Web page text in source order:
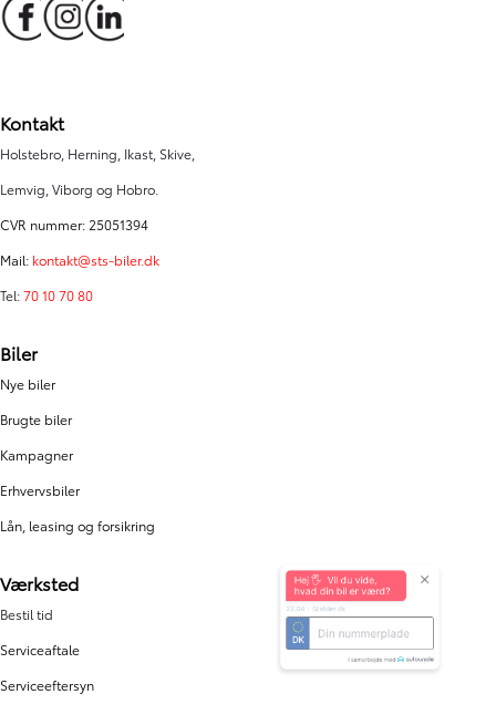
Kontakt
Holstebro, Herning, Ikast, Skive,
Lemvig, Viborg og Hobro.
CVR nummer: 25051394
Mail: kontakt@sts-biler.dk
Tel:70 10 70 80
Biler
Nye biler
Brugte biler
Kampagner
Erhvervsbiler
Lån, leasing og forsikring
Værksted
Bestil tid
Serviceaftale
Serviceeftersyn
hvad din bil er værd?
Stsbiler.dk